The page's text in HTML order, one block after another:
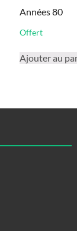
Années 80
Offert
Ajouter au